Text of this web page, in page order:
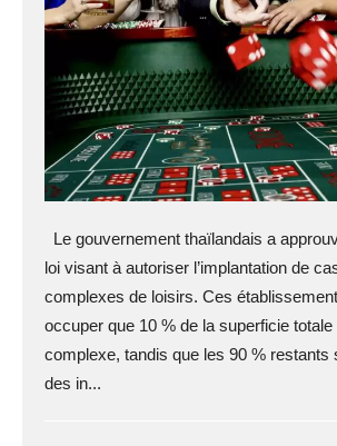
Le gouvernement thaïlandais a
loi visant à autoriser l’implantation de
complexes de loisirs. Ces
occuper que 10 % de la superficie
complexe, tandis que les 90 % restants
des in...